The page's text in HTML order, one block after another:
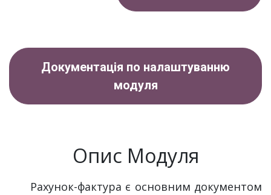
Документація по налаштуванню
модуля
Опис Модуля
Рахунок-фактура є основним документом